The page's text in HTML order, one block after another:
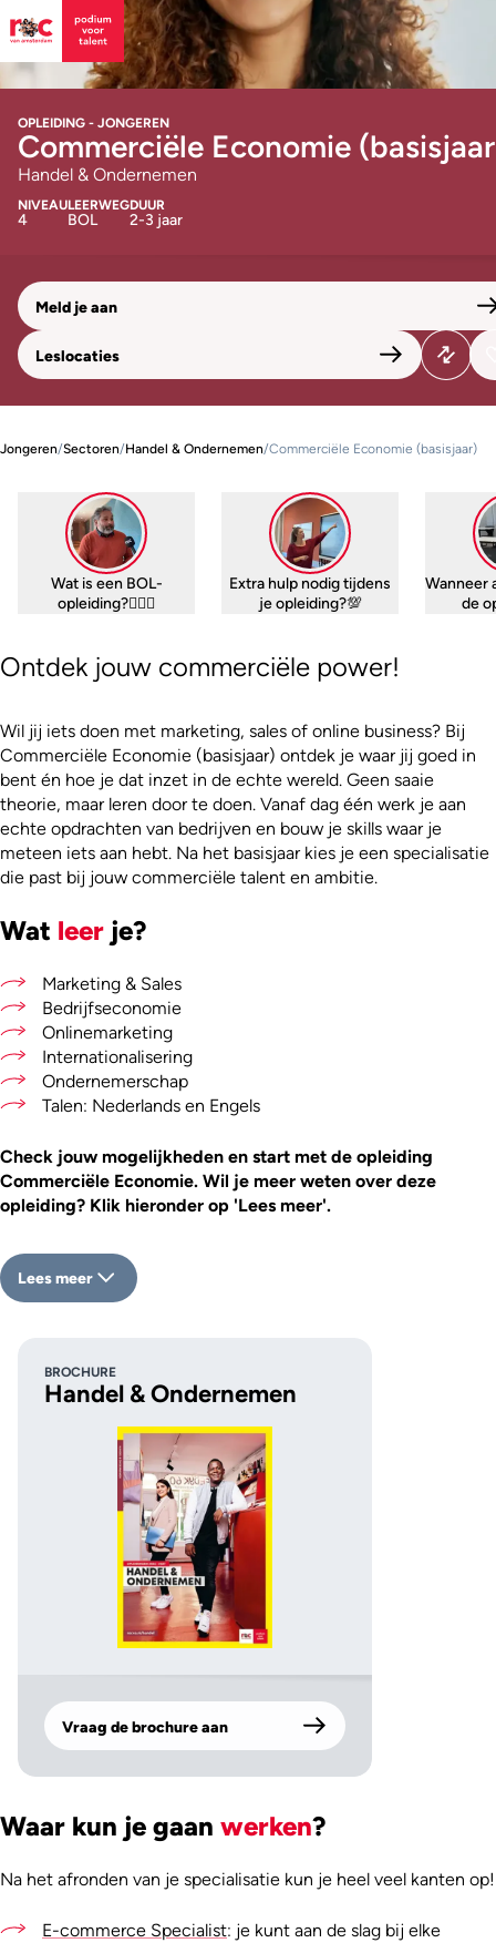
OPLEIDING - JONGEREN
Commerciële Economie
Handel & Ondernemen
NIVEAU
4
LEERWEG
BOL
DUUR
2-3 jaar
Meld je aan
Leslocaties
Jongeren/Sectoren/Handel & Ondernemen/Commerciële Economie (basisjaar)
Wat is een BOL-
opleiding?🤷🏼‍♀️
Extra hulp nodig tijdens
je opleiding?💯
Wanneer
de
Ontdek jouw commerciële power!
Wil jij iets doen met marketing, sales of online business? Bij
Commerciële Economie (basisjaar) ontdek je waar jij goed in
bent én hoe je dat inzet in de echte wereld. Geen saaie
theorie, maar leren door te doen. Vanaf dag één werk je aan
echte opdrachten van bedrijven en bouw je skills waar je
meteen iets aan hebt. Na het basisjaar kies je een specialisatie
die past bij jouw commerciële talent en ambitie.
Wat leer je?
Marketing & Sales
Bedrijfseconomie
Onlinemarketing
Internationalisering
Ondernemerschap
Talen: Nederlands en Engels
Check jouw mogelijkheden en start met de opleiding
Commerciële Economie. Wil je meer weten over deze
opleiding? Klik hieronder op 'Lees meer'.
Lees meer
BROCHURE
Handel & Ondernemen
Vraag de brochure aan
Waar kun je gaan werken?
Na het afronden van je specialisatie kun je heel veel kanten op!
E-commerce Specialist: je kunt aan de slag bij elke